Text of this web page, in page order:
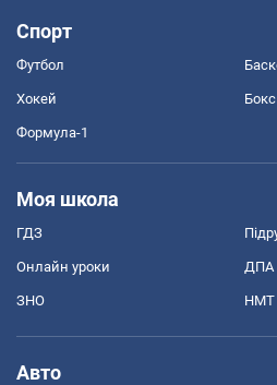
Спорт
Футбол
Хокей Бокс
Формула-1
Моя школа
ГДЗ
Онлайн уроки ДПА
ЗНО НМТ
Авто